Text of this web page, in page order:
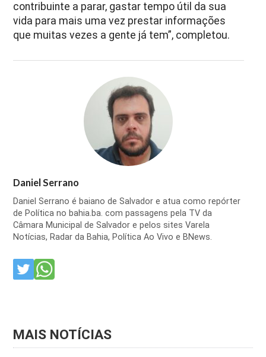
contribuinte a parar, gastar tempo útil da sua
vida para mais uma vez prestar informações
que muitas vezes a gente já tem”, completou.
Daniel Serrano
Daniel Serrano é baiano de Salvador e atua como repórter
de Política no bahia.ba. com passagens pela TV da
Câmara Municipal de Salvador e pelos sites Varela
Notícias, Radar da Bahia, Política Ao Vivo e BNews.
MAIS NOTÍCIAS